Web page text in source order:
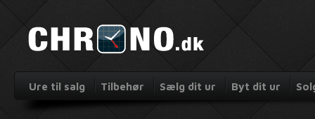
Ure til salg Tilbehør Sælg dit ur Byt dit ur